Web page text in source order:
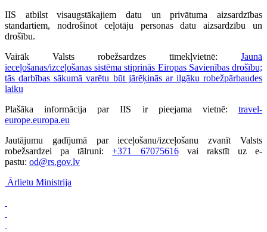
IIS atbilst visaugstākajiem datu un privātuma aizsardzības
standartiem, nodrošinot ceļotāju personas datu aizsardzību un
drošību.
Vairāk Valsts robežsardzes tīmekļvietnē: Jaunā
ieceļošanas/izceļošanas sistēma stiprinās Eiropas Savienības drošību;
tās darbības sākumā varētu būt jārēķinās ar ilgāku robežpārbaudes
laiku
Plašāka informācija par IIS ir pieejama vietnē: travel-
europe.europa.eu
Jautājumu gadījumā par ieceļošanu/izceļošanu zvanīt Valsts
robežsardzei pa tālruni:+371 67075616vai rakstīt uz e-
pastu: od@rs.gov.lv
Ārlietu Ministrija